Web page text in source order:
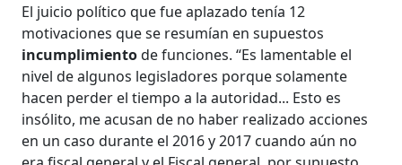
El juicio político que fue aplazado tenía 12
motivaciones que se resumían en supuestos
incumplimientode funciones. “Es lamentable el
nivel de algunos legisladores porque solamente
hacen perder el tiempo a la autoridad... Esto es
insólito, me acusan de no haber realizado acciones
en un caso durante el 2016 y 2017 cuando aún no